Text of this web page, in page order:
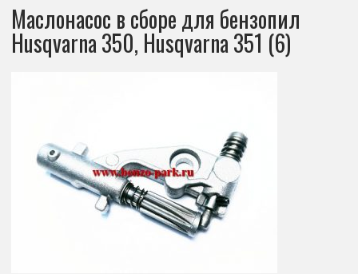
Маслонасос в сборе для бензопил
Husqvarna 350, Husqvarna 351 (6)